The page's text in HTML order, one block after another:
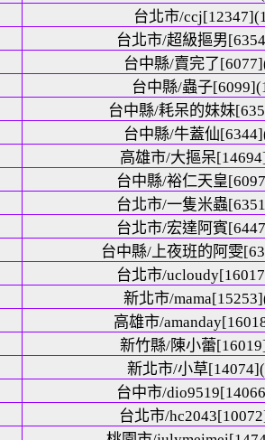
台北市/
台北市/超級摳男
台中縣/賣完了
台中縣/蟲子
台中縣/耗呆的妹妹
台中縣/牛蓋仙
高雄市/大摳呆
台中縣/裕仁天皇
台北市/一隻米蟲
台北市/宏達阿賓
台中縣/上夜班的阿雯
台北市/
新北市/
高雄市/
新竹縣/陳小蕾
新北市/小草
台中市/
台北市/